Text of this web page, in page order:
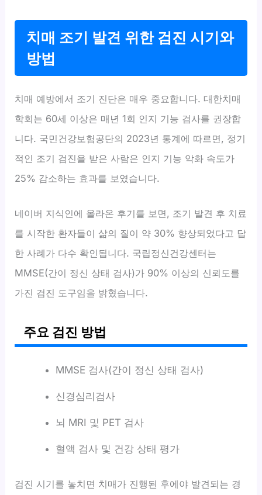
치매 조기 발견 위한 검진 시기와
방법
치매 예방에서 조기 진단은 매우 중요합니다. 대한치매
학회는 60세 이상은 매년 1회 인지 기능 검사를 권장합
니다. 국민건강보험공단의 2023년 통계에 따르면, 정기
적인 조기 검진을 받은 사람은 인지 기능 악화 속도가
25% 감소하는 효과를 보였습니다.
네이버 지식인에 올라온 후기를 보면, 조기 발견 후 치료
를 시작한 환자들이 삶의 질이 약 30% 향상되었다고 답
한 사례가 다수 확인됩니다. 국립정신건강센터는
MMSE(간이 정신 상태 검사)가 90% 이상의 신뢰도를
가진 검진 도구임을 밝혔습니다.
주요 검진 방법
MMSE 검사(간이 정신 상태 검사)
신경심리검사
뇌 MRI 및 PET 검사
혈액 검사 및 건강 상태 평가
검진 시기를 놓치면 치매가 진행된 후에야 발견되는 경